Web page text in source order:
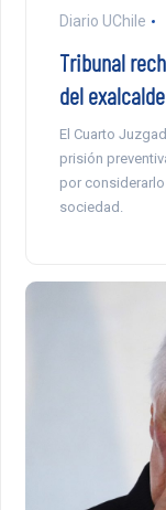
Diario UChile
Tribunal
del
El Cuarto
prisión
por
sociedad.